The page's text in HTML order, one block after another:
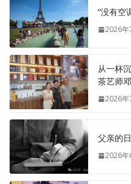
“没有空
2026年
从一杯
茶艺师
2026年
父亲的
2026年